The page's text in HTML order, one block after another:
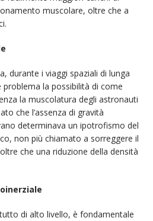
muscolare, oltre che a
durante i viaggi spaziali di lunga
la possibilità di come
la muscolatura degli astronauti
che l’assenza di gravità
determinava un ipotrofismo del
non più chiamato a sorreggere il
che una riduzione della densità
di alto livello, è fondamentale